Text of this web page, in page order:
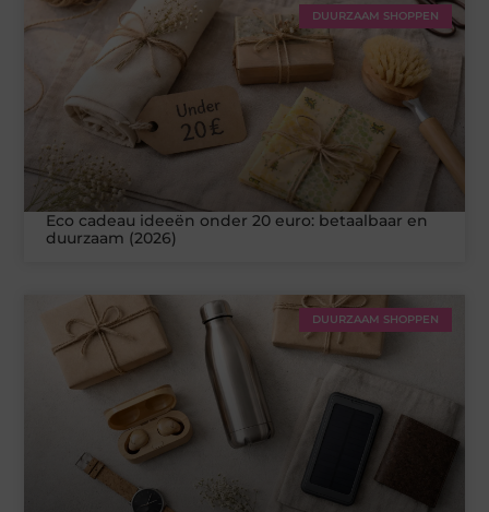
DUURZAAM SHOPPEN
Eco cadeau ideeën onder 20 euro: betaalbaar en
duurzaam (2026)
DUURZAAM SHOPPEN